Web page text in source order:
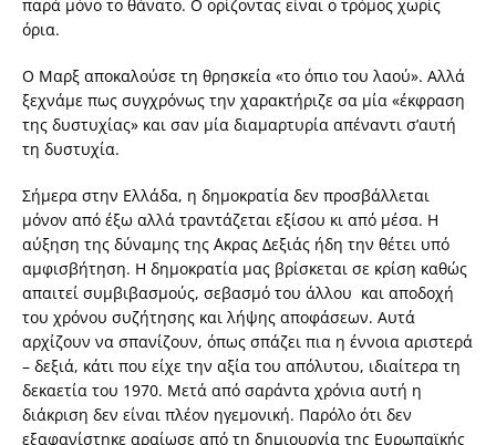
παρά μόνο το θάνατο. Ο ορίζοντας είναι ο τρόμος χωρίς
όρια.
Ο Μαρξ αποκαλούσε τη θρησκεία «το όπιο του λαού». Αλλά
ξεχνάμε πως συγχρόνως την χαρακτήριζε σα μία «έκφραση
της δυστυχίας» και σαν μία διαμαρτυρία απέναντι σ’αυτή
τη δυστυχία.
Σήμερα στην Ελλάδα, η δημοκρατία δεν προσβάλλεται
μόνον από έξω αλλά τραντάζεται εξίσου κι από μέσα. Η
αύξηση της δύναμης της ΄Ακρας Δεξιάς ήδη την θέτει υπό
αμφισβήτηση. Η δημοκρατία μας βρίσκεται σε κρίση καθώς
απαιτεί συμβιβασμούς, σεβασμό του άλλου και αποδοχή
του χρόνου συζήτησης και λήψης αποφάσεων. Αυτά
αρχίζουν να σπανίζουν, όπως σπάζει πια η έννοια αριστερά
– δεξιά, κάτι που είχε την αξία του απόλυτου, ιδιαίτερα τη
δεκαετία του 1970. Μετά από σαράντα χρόνια αυτή η
διάκριση δεν είναι πλέον ηγεμονική. Παρόλο ότι δεν
εξαφανίστηκε αραίωσε από τη δημιουργία της Ευρωπαϊκής